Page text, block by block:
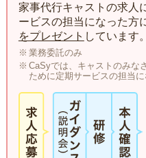
家事代行キャストの求人
ービスの担当になった方
をプレゼント しています。
業務委託のみ
CaSyでは、キャストのみな
ために定期サービスの担当